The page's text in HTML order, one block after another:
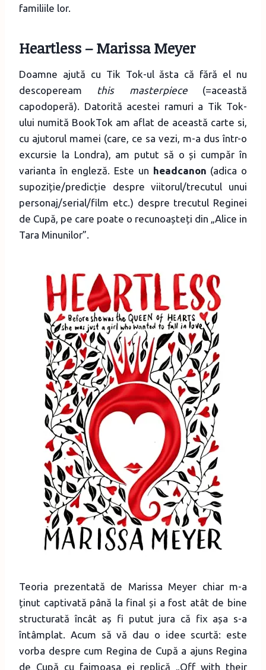
familiile lor.
Heartless – Marissa Meyer
Doamne ajută cu Tik Tok-ul ăsta că fără el nu
descopeream this masterpiece(=această
capodoperă). Datorită acestei ramuri a Tik Tok-
ului numită BookTok am aflat de această carte si,
cu ajutorul mamei (care, ce sa vezi, m-a dus într-o
excursie la Londra), am putut să o și cumpăr în
varianta în engleză. Este un headcanon (adica o
supoziție/predicție despre viitorul/trecutul unui
personaj/serial/film etc.) despre trecutul Reginei
de Cupă, pe care poate o recunoașteți din „Alice in
Tara Minunilor”.
Teoria prezentată de Marissa Meyer chiar m-a
ținut captivată până la final și a fost atât de bine
structurată încât aș fi putut jura că fix așa s-a
întâmplat. Acum să vă dau o idee scurtă: este
vorba despre cum Regina de Cupă a ajuns Regina
de Cupă cu faimoasa ei replică „Off with their